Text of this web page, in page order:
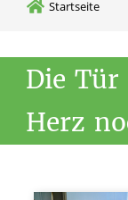
Startseite
Die Tür
Herz